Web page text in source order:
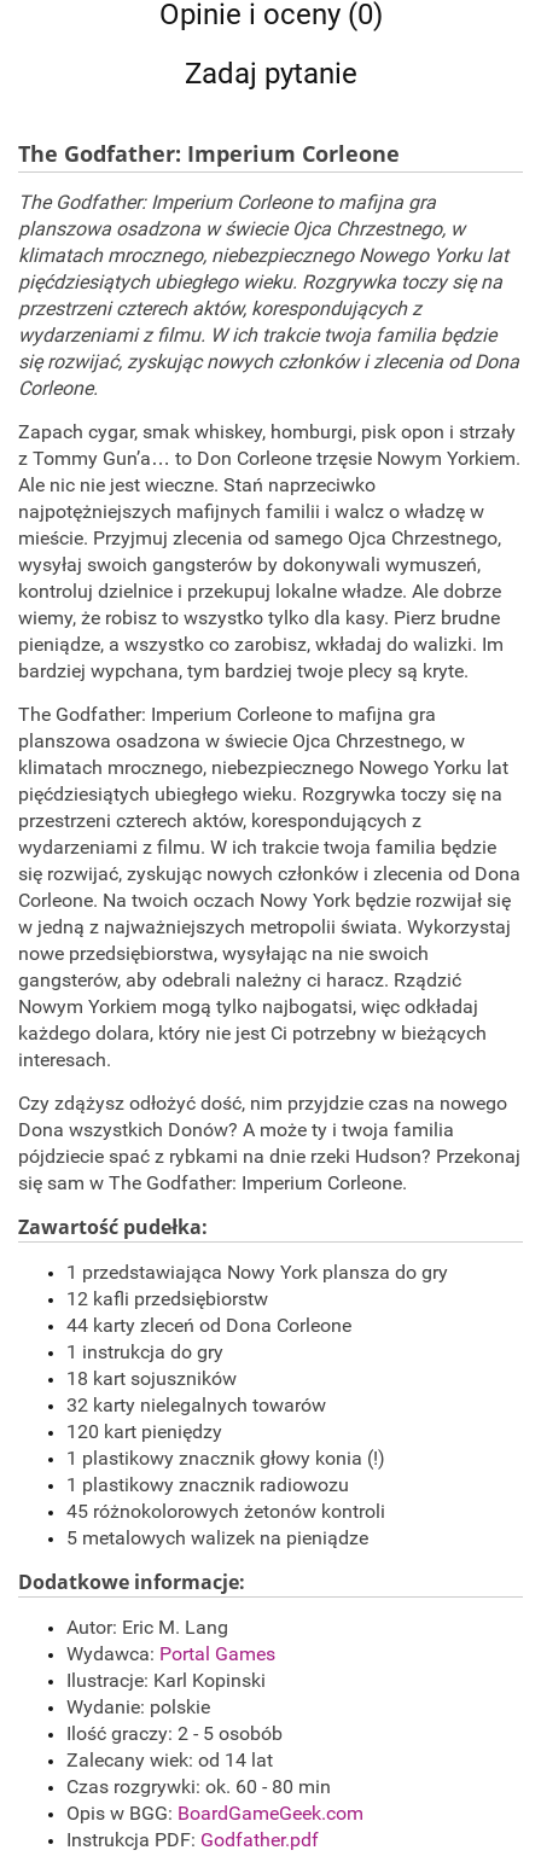
Opinie i oceny (0)
Zadaj pytanie
The Godfather: Imperium Corleone
The Godfather: Imperium Corleone to mafijna gra
planszowa osadzona w świecie Ojca Chrzestnego, w
klimatach mrocznego, niebezpiecznego Nowego Yorku lat
pięćdziesiątych ubiegłego wieku. Rozgrywka toczy się na
przestrzeni czterech aktów, korespondujących z
wydarzeniami z filmu. W ich trakcie twoja familia będzie
się rozwijać, zyskując nowych członków i zlecenia od Dona
Corleone.
Zapach cygar, smak whiskey, homburgi, pisk opon i strzały
z Tommy Gun’a… to Don Corleone trzęsie Nowym Yorkiem.
Ale nic nie jest wieczne. Stań naprzeciwko
najpotężniejszych mafijnych familii i walcz o władzę w
mieście. Przyjmuj zlecenia od samego Ojca Chrzestnego,
wysyłaj swoich gangsterów by dokonywali wymuszeń,
kontroluj dzielnice i przekupuj lokalne władze. Ale dobrze
wiemy, że robisz to wszystko tylko dla kasy. Pierz brudne
pieniądze, a wszystko co zarobisz, wkładaj do walizki. Im
bardziej wypchana, tym bardziej twoje plecy są kryte.
The Godfather: Imperium Corleone to mafijna gra
planszowa osadzona w świecie Ojca Chrzestnego, w
klimatach mrocznego, niebezpiecznego Nowego Yorku lat
pięćdziesiątych ubiegłego wieku. Rozgrywka toczy się na
przestrzeni czterech aktów, korespondujących z
wydarzeniami z filmu. W ich trakcie twoja familia będzie
się rozwijać, zyskując nowych członków i zlecenia od Dona
Corleone. Na twoich oczach Nowy York będzie rozwijał się
w jedną z najważniejszych metropolii świata. Wykorzystaj
nowe przedsiębiorstwa, wysyłając na nie swoich
gangsterów, aby odebrali należny ci haracz. Rządzić
Nowym Yorkiem mogą tylko najbogatsi, więc odkładaj
każdego dolara, który nie jest Ci potrzebny w bieżących
interesach.
Czy zdążysz odłożyć dość, nim przyjdzie czas na nowego
Dona wszystkich Donów? A może ty i twoja familia
pójdziecie spać z rybkami na dnie rzeki Hudson? Przekonaj
się sam w The Godfather: Imperium Corleone.
Zawartość pudełka:
1 przedstawiająca Nowy York plansza do gry
12 kafli przedsiębiorstw
44 karty zleceń od Dona Corleone
1 instrukcja do gry
18 kart sojuszników
32 karty nielegalnych towarów
120 kart pieniędzy
1 plastikowy znacznik głowy konia (!)
1 plastikowy znacznik radiowozu
45 różnokolorowych żetonów kontroli
5 metalowych walizek na pieniądze
Dodatkowe informacje:
Autor: Eric M. Lang
Wydawca: Portal Games
Ilustracje: Karl Kopinski
Wydanie: polskie
Ilość graczy: 2 - 5 osobób
Zalecany wiek: od 14 lat
Czas rozgrywki: ok. 60 - 80 min
Opis w BGG: BoardGameGeek.com
Instrukcja PDF: Godfather.pdf